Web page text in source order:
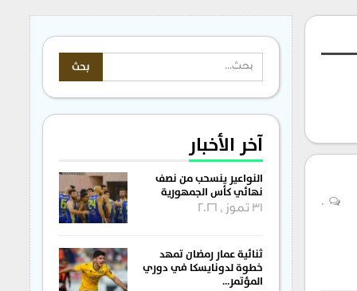
آخر الأخبار
النواعير ينسحب من نصف
نهائي كأس الجمهورية
31 تموز , 2026
ثنائية عمار رمضان تمهد
خطوة لدونايسكا في دوري
المؤتمر…